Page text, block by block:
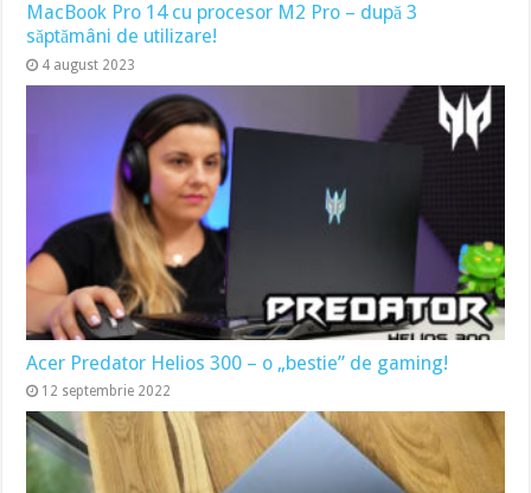
MacBook Pro 14 cu procesor M2 Pro – după 3
săptămâni de utilizare!
4 august 2023
Acer Predator Helios 300 – o „bestie” de gaming!
12 septembrie 2022